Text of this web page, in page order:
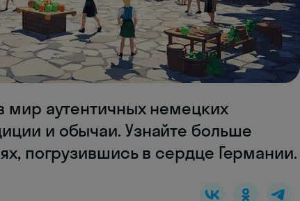
мир аутентичных немецких
и обычаи. Узнайте больше
погрузившись в сердце Германии.